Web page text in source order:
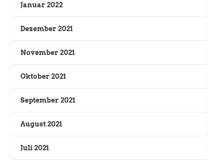
Januar 2022
Dezember 2021
November 2021
Oktober 2021
September 2021
August 2021
Juli 2021